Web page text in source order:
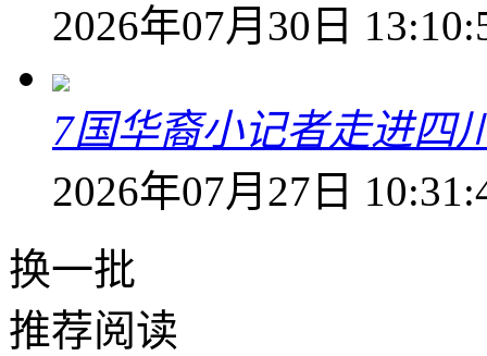
2026年07月30日
7国华裔小记者走进四
2026年07月27日
换一批
推荐阅读